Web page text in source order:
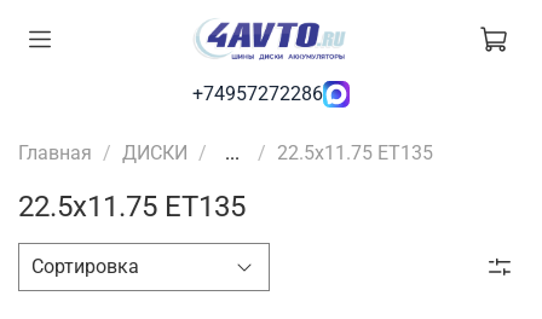
+74957272286
Главная ДИСКИ ... 22.5x11.75 ET135
22.5x11.75 ET135